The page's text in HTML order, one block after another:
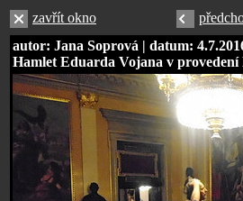
zavřít okno
autor: Jana Soprová | datum:
Hamlet Eduarda Vojana v provedení